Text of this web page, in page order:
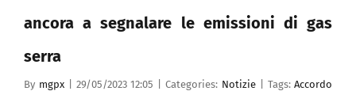
ancora a segnalare le emissioni di gas
serra
By mgpx 29/05/2023 12:05 Categories: Notizie Tags: Accordo